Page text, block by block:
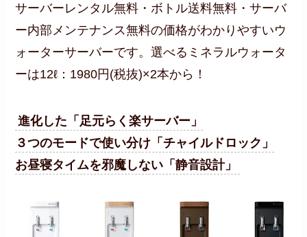
サーバーレンタル無料・ボトル送料無料・サーバ
ー内部メンテナンス無料の価格がわかりやすいウ
ォーターサーバーです。選べるミネラルウォータ
ーは12ℓ：1980円(税抜)×2本から！
進化した「足元らく楽サーバー」
３つのモードで使い分け「チャイルドロック」
お昼寝タイムを邪魔しない「静音設計」